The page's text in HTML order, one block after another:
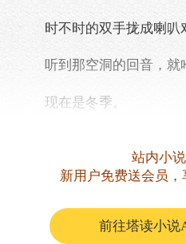
时不时的双手拢成喇叭
听到那空洞的回音，就
现在是冬季。
也就赵丽丽看个稀罕。
余二狗说道：“以前，无
是……
站内小
新用户免费送会员
前往塔读小说